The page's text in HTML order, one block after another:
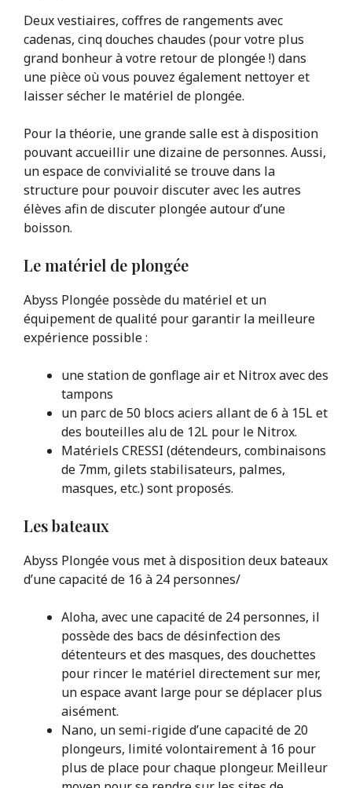
Deux vestiaires, coffres de rangements avec
cadenas, cinq douches chaudes (pour votre plus
grand bonheur à votre retour de plongée !) dans
une pièce où vous pouvez également nettoyer et
laisser sécher le matériel de plongée.
Pour la théorie, une grande salle est à disposition
pouvant accueillir une dizaine de personnes. Aussi,
un espace de convivialité se trouve dans la
structure pour pouvoir discuter avec les autres
élèves afin de discuter plongée autour d’une
boisson.
Le matériel de plongée
Abyss Plongée possède du matériel et un
équipement de qualité pour garantir la meilleure
expérience possible :
une station de gonflage air et Nitrox avec des
tampons
un parc de 50 blocs aciers allant de 6 à 15L et
des bouteilles alu de 12L pour le Nitrox.
Matériels CRESSI (détendeurs, combinaisons
de 7mm, gilets stabilisateurs, palmes,
masques, etc.) sont proposés.
Les bateaux
Abyss Plongée vous met à disposition deux bateaux
d’une capacité de 16 à 24 personnes/
Aloha, avec une capacité de 24 personnes, il
possède des bacs de désinfection des
détenteurs et des masques, des douchettes
pour rincer le matériel directement sur mer,
un espace avant large pour se déplacer plus
aisément.
Nano, un semi-rigide d’une capacité de 20
plongeurs, limité volontairement à 16 pour
plus de place pour chaque plongeur. Meilleur